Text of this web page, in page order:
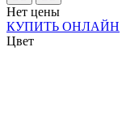
Нет цены
КУПИТЬ ОНЛАЙН
Цвет